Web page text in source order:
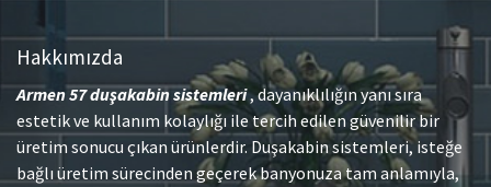
Hakkımızda
Armen 57duşakabin sistemleri, dayanıklılığın yanı sıra
estetik ve kullanım kolaylığı ile tercih edilen güvenilir bir
üretim sonucu çıkan ürünlerdir. Duşakabin sistemleri, isteğe
bağlı üretim sürecinden geçerek banyonuza tam anlamıyla,